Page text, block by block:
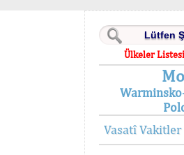
Ülkeler Listesi
Vasatî Vakitler